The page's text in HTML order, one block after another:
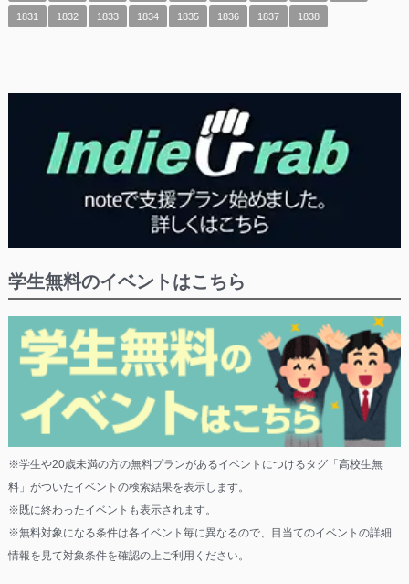
1831 1832 1833 1834 1835 1836 1837 1838
学生無料のイベントはこちら
※学生や20歳未満の方の無料プランがあるイベントにつけるタグ「高校生無
料」がついたイベントの検索結果を表示します。
※既に終わったイベントも表示されます。
※無料対象になる条件は各イベント毎に異なるので、目当てのイベントの詳細
情報を見て対象条件を確認の上ご利用ください。